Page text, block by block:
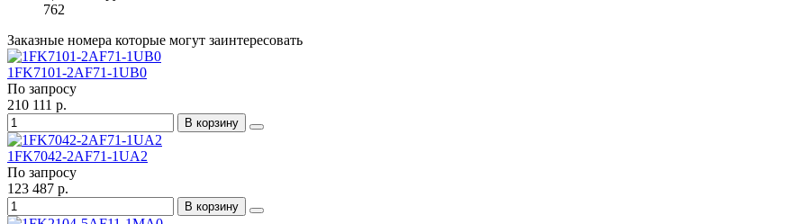
762
Заказные номера которые могут заинтересовать
1FK7101-2AF71-1UB0
По запросу
210 111 р.
В корзину
1FK7042-2AF71-1UA2
По запросу
123 487 р.
В корзину